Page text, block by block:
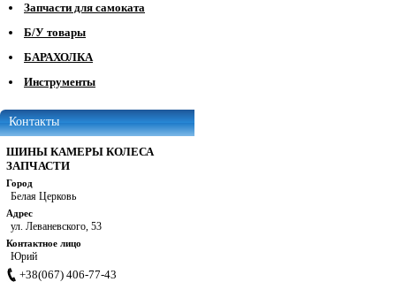
Запчасти для самоката
Б/У товары
БАРАХОЛКА
Инструменты
Контакты
ШИНЫ КАМЕРЫ КОЛЕСА
ЗАПЧАСТИ
Город
Белая Церковь
Адрес
ул. Леваневского, 53
Контактное лицо
Юрий
+38(067) 406-77-43